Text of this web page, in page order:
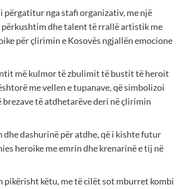
nga stafi organizativ, me një
përkushtim dhe talent të rrallë artistik me
për çlirimin e Kosovës ngjallën emocione
më kulmor të zbulimit të bustit të heroit
me vellen e tupanave, që simbolizoi
të atdhetarëve deri në çlirimin
dashurinë për atdhe, që i kishte futur
heroike me emrin dhe krenarinë e tij në
pikërisht këtu, me të cilët sot mburret kombi